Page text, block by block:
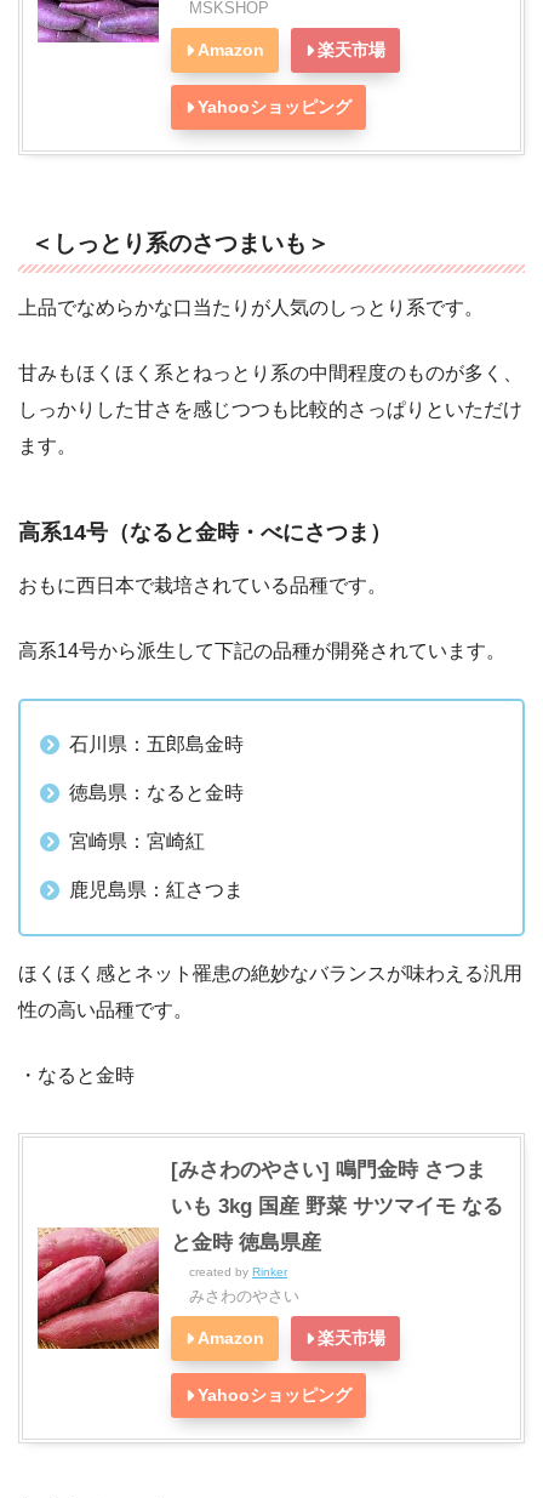
MSKSHOP
Amazon 楽天市場
Yahooショッピング
＜しっとり系のさつまいも＞
上品でなめらかな口当たりが人気のしっとり系です。
甘みもほくほく系とねっとり系の中間程度のものが多く、
しっかりした甘さを感じつつも比較的さっぱりといただけ
ます。
高系14号（なると金時・べにさつま）
おもに西日本で栽培されている品種です。
高系14号から派生して下記の品種が開発されています。
石川県：五郎島金時
徳島県：なると金時
宮崎県：宮崎紅
鹿児島県：紅さつま
ほくほく感とネット罹患の絶妙なバランスが味わえる汎用
性の高い品種です。
・なると金時
[みさわのやさい] 鳴門金時 さつま
いも 3kg 国産 野菜 サツマイモ なる
と金時 徳島県産
created by Rinker
みさわのやさい
Amazon 楽天市場
Yahooショッピング